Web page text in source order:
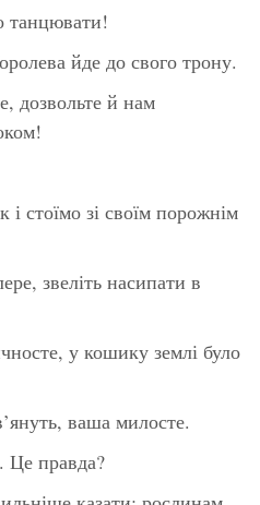
танцювати!
йде до свого трону.
дозвольте й нам
стоїмо зі своїм порожнім
звеліть насипати в
у кошику землі було
ваша милосте.
Це правда?